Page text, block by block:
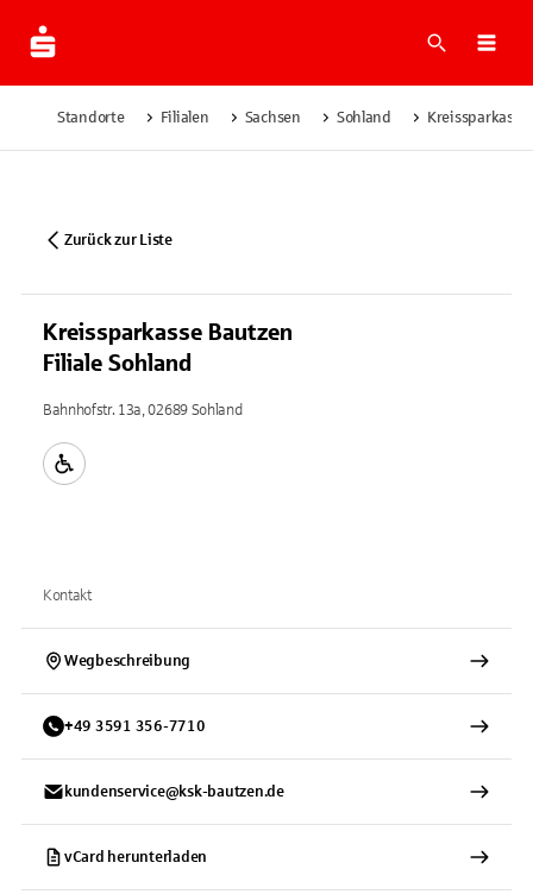
Suche
Standorte Filialen Sachsen Sohland
Zurück zur Liste
Kreissparkasse Bautzen
Filiale Sohland
Bahnhofstr. 13a, 02689 Sohland
Kontakt
Wegbeschreibung
+49 3591 356-7710
kundenservice@ksk-bautzen.de
vCard herunterladen